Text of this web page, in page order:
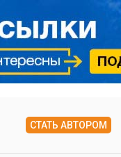
СТАТЬ АВТОРОМ